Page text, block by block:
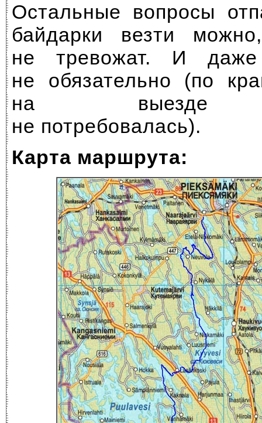
Остальные вопросы
байдарки везти
не тревожат. И даже
не обязательно (по
на выезде
не потребовалась).
Карта маршрута: